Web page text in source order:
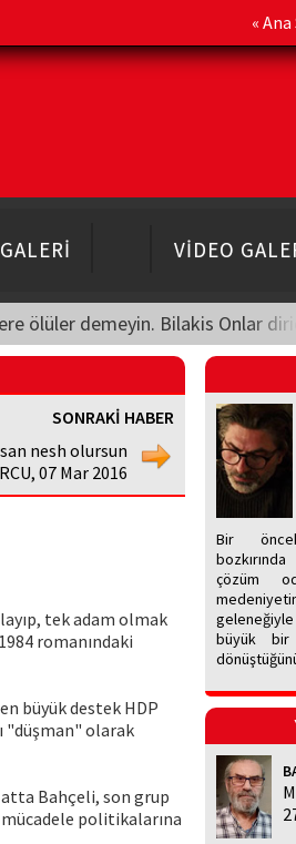
« Ana
VİDEO
ölüler demeyin. Bilakis Onlar
SONRAKİ HABER
nesh olursun
07 Mar 2016
tek adam olmak
romanındaki
büyük destek HDP
"düşman" olarak
Bahçeli, son grup
politikalarına
Bir
çözüm
büyük bir